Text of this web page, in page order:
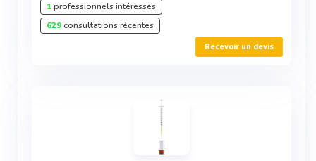
1professionnels intéressés
629consultations récentes
Recevoir un devis